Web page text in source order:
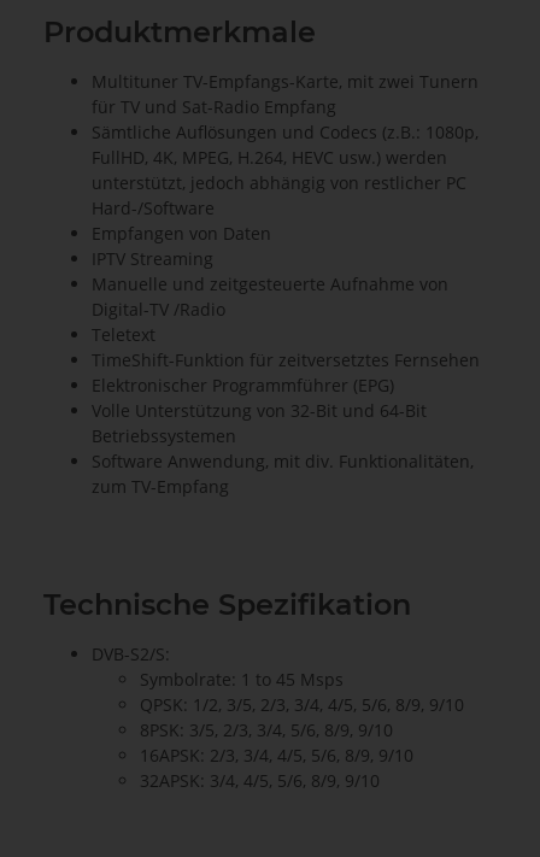
Produktmerkmale
Multituner TV-Empfangs-Karte, mit zwei Tunern
für TV und Sat-Radio Empfang
Sämtliche Auflösungen und Codecs (z.B.: 1080p,
FullHD, 4K, MPEG, H.264, HEVC usw.) werden
unterstützt, jedoch abhängig von restlicher PC
Hard-/Software
Empfangen von Daten
IPTV Streaming
Manuelle und zeitgesteuerte Aufnahme von
Digital-TV /Radio
Teletext
TimeShift-Funktion für zeitversetztes Fernsehen
Elektronischer Programmführer (EPG)
Volle Unterstützung von 32-Bit und 64-Bit
Betriebssystemen
Software Anwendung, mit div. Funktionalitäten,
zum TV-Empfang
Technische Spezifikation
DVB-S2/S:
Symbolrate: 1 to 45 Msps
QPSK: 1/2, 3/5, 2/3, 3/4, 4/5, 5/6, 8/9, 9/10
8PSK: 3/5, 2/3, 3/4, 5/6, 8/9, 9/10
16APSK: 2/3, 3/4, 4/5, 5/6, 8/9, 9/10
32APSK: 3/4, 4/5, 5/6, 8/9, 9/10